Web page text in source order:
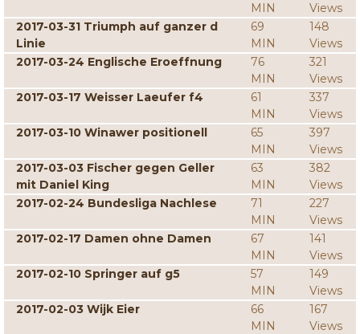
MIN
Views
2017-03-31 Triumph auf ganzer d
Linie
69
MIN
148
Views
2017-03-24 Englische Eroeffnung
76
MIN
321
Views
2017-03-17 Weisser Laeufer f4
61
MIN
337
Views
2017-03-10 Winawer positionell
65
MIN
397
Views
2017-03-03 Fischer gegen Geller
mit Daniel King
63
MIN
382
Views
2017-02-24 Bundesliga Nachlese
71
MIN
227
Views
2017-02-17 Damen ohne Damen
67
MIN
141
Views
2017-02-10 Springer auf g5
57
MIN
149
Views
2017-02-03 Wijk Eier
66
MIN
167
Views